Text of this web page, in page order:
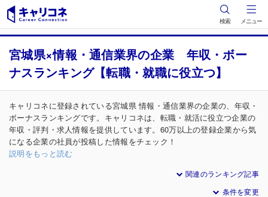
検索 メニュー
宮城県×情報・通信業界の企業 年収・ボー
ナスランキング【転職・就職に役立つ】
キャリコネに登録されている宮城県 情報・通信業界の企業の、年収・
ボーナスランキングです。キャリコネは、転職・就活に役立つ企業の
年収・評判・求人情報を提供しています。60万以上の登録企業から気
になる企業の社員が投稿した情報をチェック！
説明をもっと読む
関連のランキング記事
条件を変更